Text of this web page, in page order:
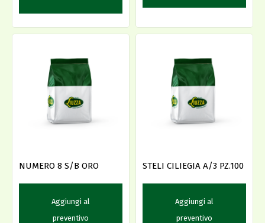
NUMERO 8 S/B ORO
Aggiungi al
preventivo
STELI CILIEGIA A/3 PZ.100
Aggiungi al
preventivo